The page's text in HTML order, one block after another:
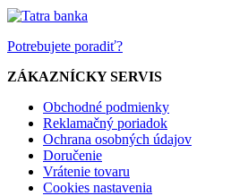
Potrebujete poradiť?
ZÁKAZNÍCKY SERVIS
Obchodné podmienky
Reklamačný poriadok
Ochrana osobných údajov
Doručenie
Vrátenie tovaru
Cookies nastavenia